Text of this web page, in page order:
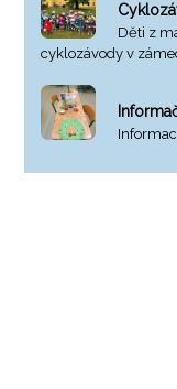
Děti z
cyklozávody v